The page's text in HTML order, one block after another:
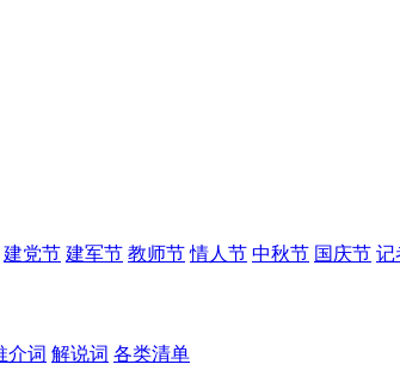
建党节 建军节 教师节 情人节 中秋节 国庆节 记
介词 解说词 各类清单